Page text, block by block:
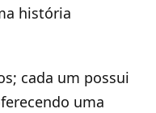
história
cada um possui
uma